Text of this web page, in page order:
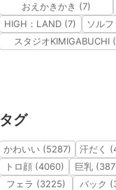
おえかきかき (7)
HIGH：LAND (7)
ソル
スタジオKIMIGABUCHI
タグ
かわいい (5287) 汗だく
トロ顔 (4060)
巨乳
フェラ (3225)
バック